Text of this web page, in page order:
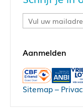
Sitemap–